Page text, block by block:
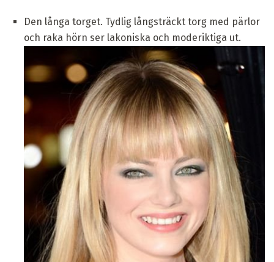
Den långa torget. Tydlig långsträckt torg med pärlor
och raka hörn ser lakoniska och moderiktiga ut.